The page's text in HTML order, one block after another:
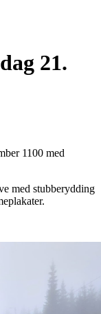
21.
1100 med
med stubberydding